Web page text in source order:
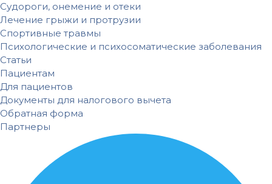
Судороги, онемение и отеки
Лечение грыжи и протрузии
Спортивные травмы
Психологические и психосоматические заболевания
Статьи
Пациентам
Для пациентов
Документы для налогового вычета
Обратная форма
Партнеры